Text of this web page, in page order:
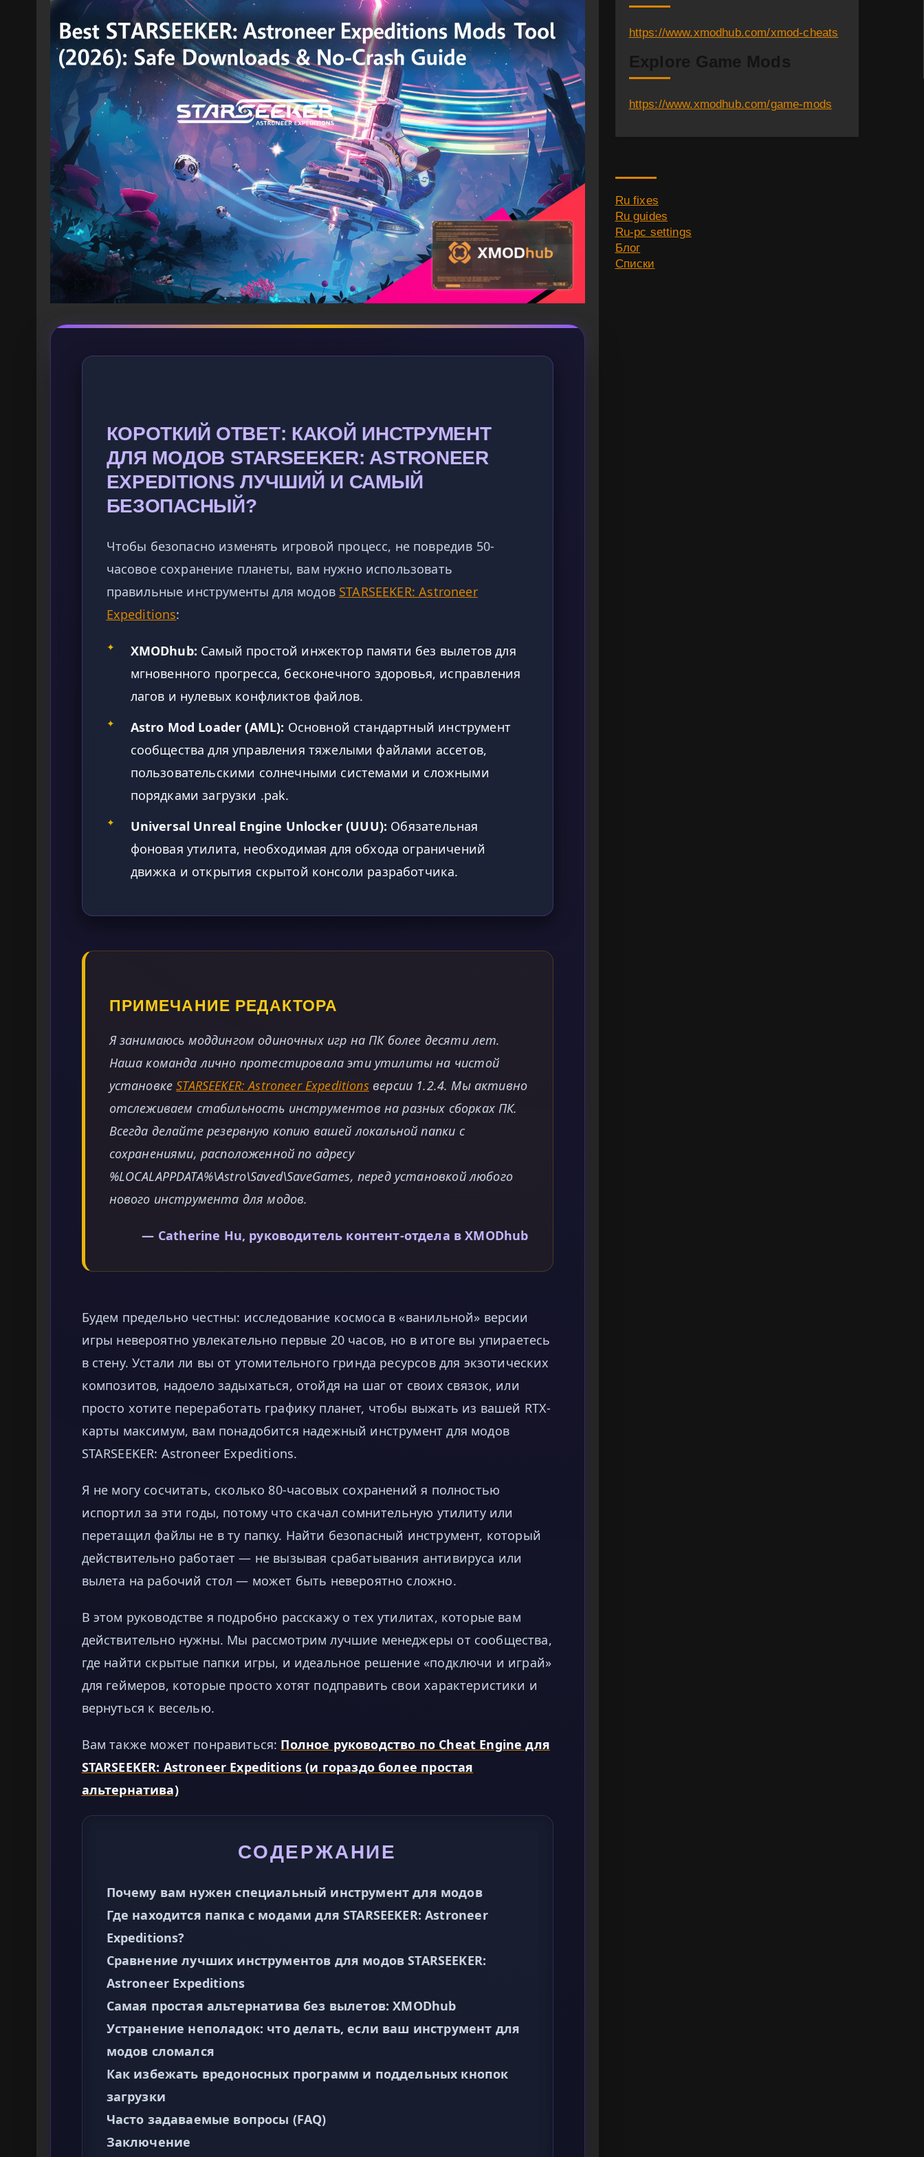
КОРОТКИЙ ОТВЕТ: КАКОЙ ИНСТРУМЕНТ
ДЛЯ МОДОВ STARSEEKER: ASTRONEER
EXPEDITIONS ЛУЧШИЙ И САМЫЙ
БЕЗОПАСНЫЙ?
Чтобы безопасно изменять игровой процесс, не повредив 50-
часовое сохранение планеты, вам нужно использовать
правильные инструменты для модов STARSEEKER: Astroneer
Expeditions:
✦ XMODhub: Самый простой инжектор памяти без вылетов для
мгновенного прогресса, бесконечного здоровья, исправления
лагов и нулевых конфликтов файлов.
✦ Astro Mod Loader (AML): Основной стандартный инструмент
сообщества для управления тяжелыми файлами ассетов,
пользовательскими солнечными системами и сложными
порядками загрузки .pak.
✦ Universal Unreal Engine Unlocker (UUU): Обязательная
фоновая утилита, необходимая для обхода ограничений
движка и открытия скрытой консоли разработчика.
ПРИМЕЧАНИЕ РЕДАКТОРА
Я занимаюсь моддингом одиночных игр на ПК более десяти лет.
Наша команда лично протестировала эти утилиты на чистой
установкеSTARSEEKER: Astroneer Expeditionsверсии 1.2.4. Мы активно
отслеживаем стабильность инструментов на разных сборках ПК.
Всегда делайте резервную копию вашей локальной папки с
сохранениями, расположенной по адресу
%LOCALAPPDATA%\Astro\Saved\SaveGames, перед установкой любого
нового инструмента для модов.
— Catherine Hu, руководитель контент-отдела в XMODhub
Будем предельно честны: исследование космоса в «ванильной» версии
игры невероятно увлекательно первые 20 часов, но в итоге вы упираетесь
в стену. Устали ли вы от утомительного гринда ресурсов для экзотических
композитов, надоело задыхаться, отойдя на шаг от своих связок, или
просто хотите переработать графику планет, чтобы выжать из вашей RTX-
карты максимум, вам понадобится надежный инструмент для модов
STARSEEKER: Astroneer Expeditions.
Я не могу сосчитать, сколько 80-часовых сохранений я полностью
испортил за эти годы, потому что скачал сомнительную утилиту или
перетащил файлы не в ту папку. Найти безопасный инструмент, который
действительно работает — не вызывая срабатывания антивируса или
вылета на рабочий стол — может быть невероятно сложно.
В этом руководстве я подробно расскажу о тех утилитах, которые вам
действительно нужны. Мы рассмотрим лучшие менеджеры от сообщества,
где найти скрытые папки игры, и идеальное решение «подключи и играй»
для геймеров, которые просто хотят подправить свои характеристики и
вернуться к веселью.
Вам также может понравиться: Полное руководство по Cheat Engine для
STARSEEKER: Astroneer Expeditions (и гораздо более простая
альтернатива)
СОДЕРЖАНИЕ
Почему вам нужен специальный инструмент для модов
Где находится папка с модами для STARSEEKER: Astroneer
Expeditions?
Сравнение лучших инструментов для модов STARSEEKER:
Astroneer Expeditions
Самая простая альтернатива без вылетов: XMODhub
Устранение неполадок: что делать, если ваш инструмент для
модов сломался
Как избежать вредоносных программ и поддельных кнопок
загрузки
Часто задаваемые вопросы (FAQ)
Заключение
https://www.xmodhub.com/xmod-cheats
Explore Game Mods
https://www.xmodhub.com/game-mods
Ru fixes
Ru guides
Ru-pc settings
Блог
Списки